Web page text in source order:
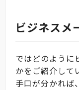
ビジネスメ
ではどのように
かをご紹介して
手口が分かれば